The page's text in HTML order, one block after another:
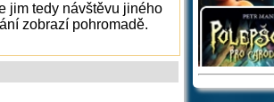
jim tedy návštěvu jiného
zobrazí pohromadě.